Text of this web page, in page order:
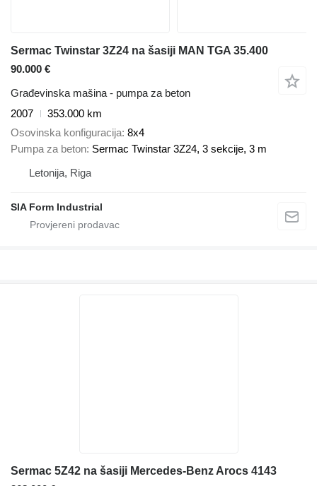
Sermac Twinstar 3Z24 na šasiji MAN TGA 35.400
90.000 €
Građevinska mašina - pumpa za beton
2007
353.000 km
Osovinska konfiguracija 8x4
Pumpa za beton Sermac Twinstar 3Z24, 3 sekcije, 3 m
Letonija, Riga
SIA Form Industrial
Sermac 5Z42 na šasiji Mercedes-Benz Arocs 4143